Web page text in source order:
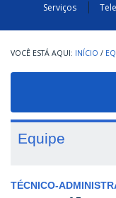
Serviços
INÍCIO /
Equipe
TÉCNICO-